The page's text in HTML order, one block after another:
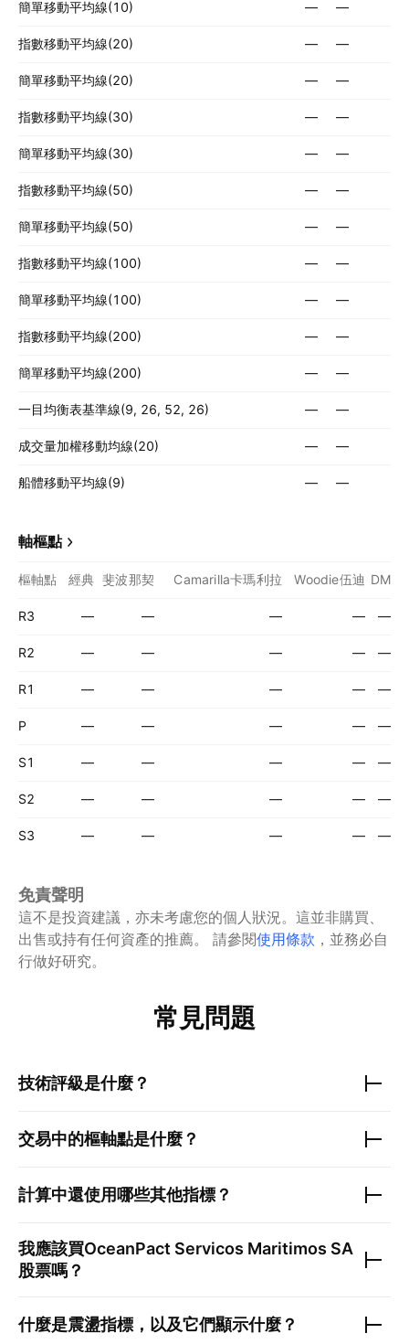
簡單移動平均線(10) — —
指數移動平均線(20) — —
簡單移動平均線(20) — —
指數移動平均線(30) — —
簡單移動平均線(30) — —
指數移動平均線(50) — —
簡單移動平均線(50) — —
指數移動平均線(100) — —
簡單移動平均線(100) — —
指數移動平均線(200) — —
簡單移動平均線(200) — —
一目均衡表基準線(9, 26, 52, 26) — —
成交量加權移動均線(20) — —
船體移動平均線(9) — —
軸樞點
樞軸點 經典 斐波那契 Camarilla卡瑪利拉 Woodie伍迪 DM
R3 — — — — —
R2 — — — — —
R1 — — — — —
P — — — — —
S1 — — — — —
S2 — — — — —
S3 — — — — —
免責聲明
這不是投資建議，亦未考慮您的個人狀況。這並非購買、
出售或持有任何資產的推薦。
請參閱使用條款 ，並務必自
行做好研究。
常見問題
技術評級是什麼？
交易中的樞軸點是什麼？
計算中還使用哪些其他指標？
我應該買OceanPact Servicos Maritimos SA
股票嗎？
什麼是震盪指標，以及它們顯示什麼？